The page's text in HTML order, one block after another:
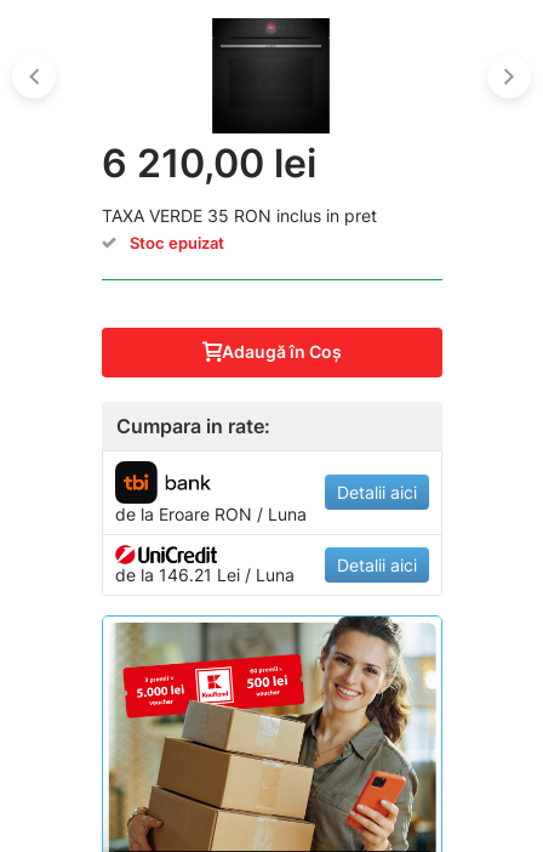
6 210,00 lei
TAXA VERDE 35 RON inclus in pret
Stoc epuizat
Adaugă în Coş
Cumpara in rate:
de la EroareRON / Luna
Detalii aici
de la 146.21 Lei / Luna Detalii aici